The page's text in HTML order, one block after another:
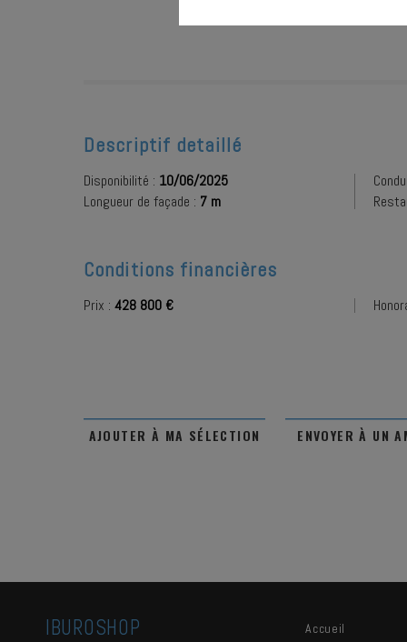
Descriptif detaillé
Disponibilité : 10/06/2025
Longueur de façade : 7 m
Conditions financières
Prix : 428 800 €
AJOUTER À MA SÉLECTION ENVOYER À UN
IBUROSHOP
Accueil